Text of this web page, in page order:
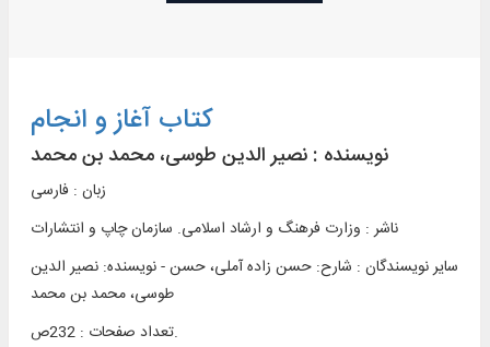
کتاب آغاز و انجام
نویسنده : نصیر الدین طوسی، محمد بن محمد
زبان : فارسی
ناشر : وزارت فرهنگ و ارشاد اسلامی. سازمان چاپ و انتشارات
سایر نویسندگان : شارح: حسن زاده آملی، حسن - نویسنده: نصیر الدین
طوسی، محمد بن محمد
تعداد صفحات : 232ص.